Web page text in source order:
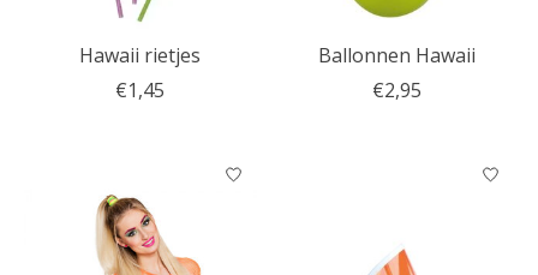
Hawaii rietjes
€1,45
Ballonnen Hawaii
€2,95